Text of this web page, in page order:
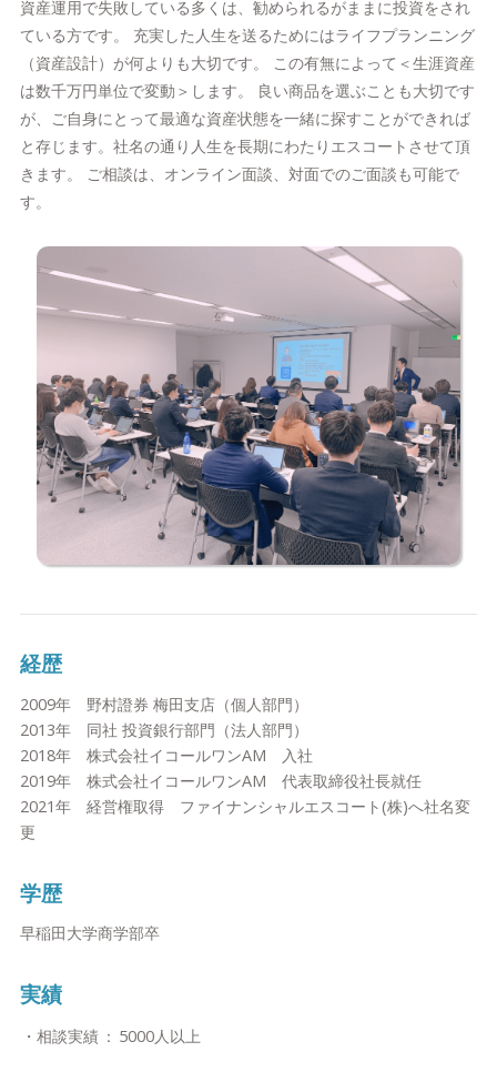
資産運用で失敗している多くは、勧められるがままに投資をされ
ている方です。 充実した人生を送るためにはライフプランニング
（資産設計）が何よりも大切です。 この有無によって＜生涯資産
は数千万円単位で変動＞します。 良い商品を選ぶことも大切です
が、ご自身にとって最適な資産状態を一緒に探すことができれば
と存じます。社名の通り人生を長期にわたりエスコートさせて頂
きます。 ご相談は、オンライン面談、対面でのご面談も可能で
す。
経歴
2009年 野村證券 梅田支店（個人部門）
2013年 同社 投資銀行部門（法人部門）
2018年 株式会社イコールワンAM 入社
2019年 株式会社イコールワンAM 代表取締役社長就任
2021年 経営権取得 ファイナンシャルエスコート(株)へ社名変
更
学歴
早稲田大学商学部卒
実績
・相談実績 ： 5000人以上